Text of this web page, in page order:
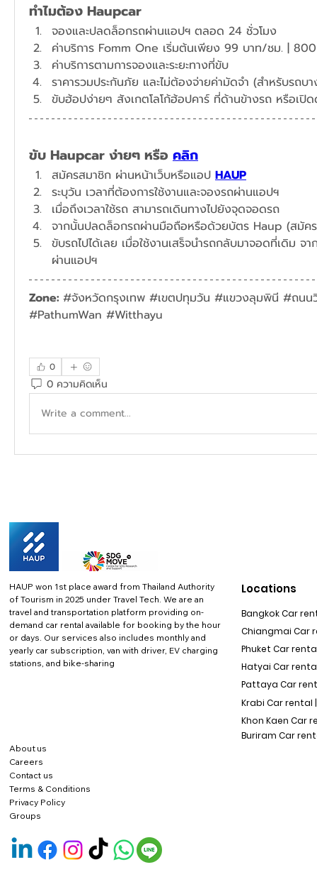
ทำไมต้อง Haupcar
จองและปลดล็อกรถผ่านแอปฯ ตลอด 24 ชั่วโมง
ค่าบริการ Fomm One เริ่มต้นเพียง 99 บาท/ชม. |
ค่าบริการตามการจองและระยะทางที่ขับ
ราคารวมประกันภัย และไม่ต้องจ่ายค่ามัดจำ (สำหรับรถบ
ขับ Haupcar ง่ายๆ หรือ คลิก
สมัครสมาชิก ผ่านหน้าเว็บหรือแอป HAUP
ระบุวัน เวลาที่ต้องการใช้งานและจองรถผ่านแอปฯ​
เมื่อถึงเวลาใช้รถ สามารถเดินทางไปยังจุดจอดรถ
จากนั้นปลดล็อกรถผ่านมือถือหรือด้วยบัตร Haup (สมัค
ขับรถไปได้เลย เมื่อใช้งานเสร็จนำรถกลับมาจอดที่เดิม
ผ่านแอปฯ
Zone: #จังหวัดกรุงเทพ #เขตปทุมวัน #แขวงลุมพินี #ถน
#PathumWan #Witthayu
0
0 ความคิดเห็น
Write a comment...
HAUP won 1st place award from Thailand Authority
of Tourism in 2025 under Travel Tech. We are an
travel and transportation platform providing on-
demand car rental available for booking by the hour
or days. Our services also includes monthly and
yearly car subscription, van with driver, EV charging
stations, and bike-sharing
About us
Careers
Contact us
Terms & Conditions
Privacy Policy
Locations
Bangkok Car
Chiangmai Car
Phuket Car rental
Hatyai Car
Pattaya Car
Krabi Car rental |
Khon Kaen Car
Buriram Car
Groups